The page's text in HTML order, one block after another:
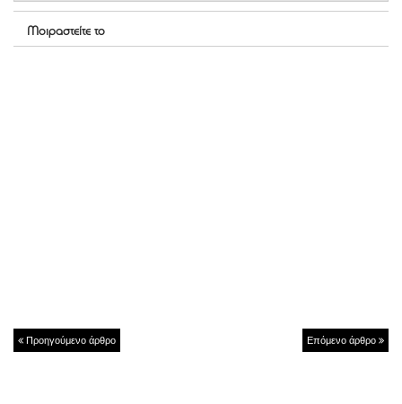
Μοιραστείτε το
Προηγούμενο άρθρο Επόμενο άρθρο